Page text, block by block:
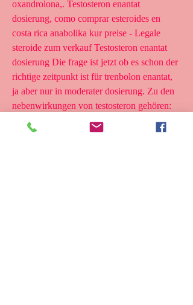
oxandrolona,. Testosteron enantat
dosierung, como comprar esteroides en
costa rica anabolika kur preise - Legale
steroide zum verkauf Testosteron enantat
dosierung Die frage ist jetzt ob es schon der
richtige zeitpunkt ist für trenbolon enantat,
ja aber nur in moderater dosierung. Zu den
nebenwirkungen von testosteron gehören:
verdickung des blutes mit erhöhter gefahr
für blutgerinn. .